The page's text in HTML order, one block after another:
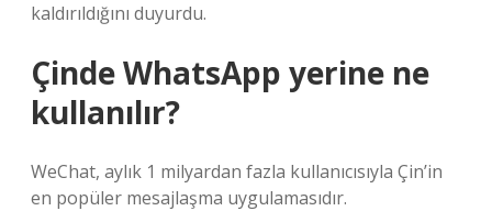
kaldırıldığını duyurdu.
Çinde WhatsApp yerine ne
kullanılır?
WeChat, aylık 1 milyardan fazla kullanıcısıyla Çin’in
en popüler mesajlaşma uygulamasıdır.